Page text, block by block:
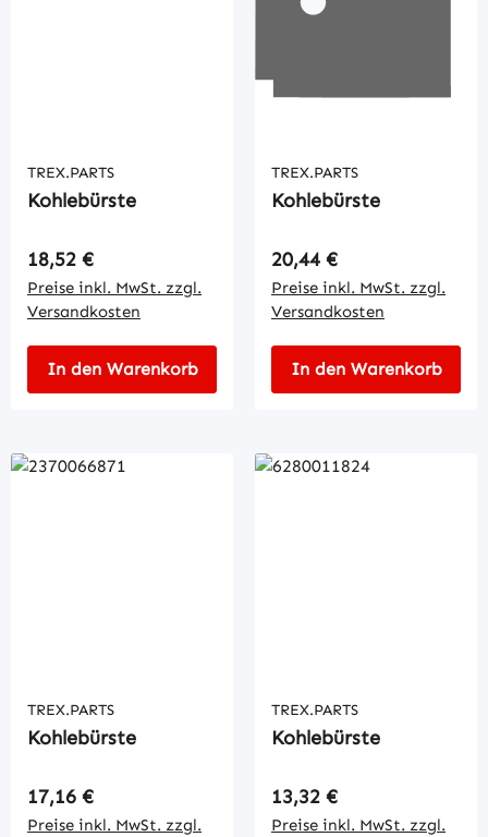
TREX.PARTS
Kohlebürste
Regulärer Preis:
18,52 €
Preise inkl. MwSt. zzgl.
Versandkosten
In den Warenkorb
TREX.PARTS
Kohlebürste
Regulärer Preis:
20,44 €
Preise inkl. MwSt. zzgl.
Versandkosten
In den Warenkorb
TREX.PARTS
Kohlebürste
Regulärer Preis:
17,16 €
Preise inkl. MwSt. zzgl.
TREX.PARTS
Kohlebürste
Regulärer Preis:
13,32 €
Preise inkl. MwSt. zzgl.